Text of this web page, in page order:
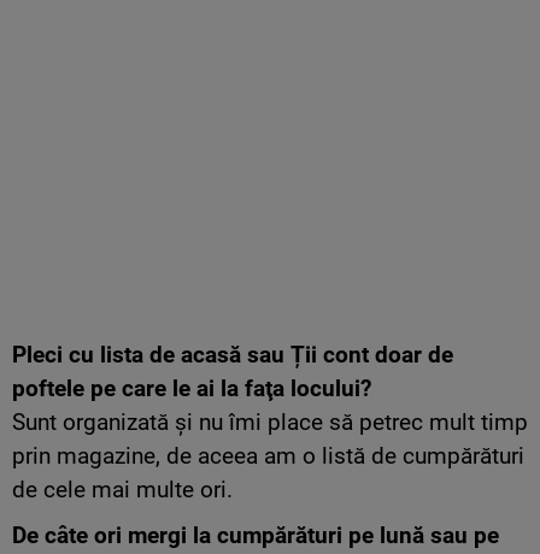
Pleci cu lista de acasă sau Ții cont doar de
poftele pe care le ai la faţa locului?
Sunt organizată şi nu îmi place să petrec mult timp
prin magazine, de aceea am o listă de cumpărături
de cele mai multe ori.
De câte ori mergi la cumpărături pe lună sau pe